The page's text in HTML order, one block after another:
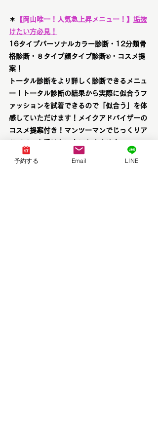
＊ 【 岡山唯一！人気急上昇メニュー！ 】 垢抜
けたい方必見！
16タイプパーソナルカラー診断・12分類骨
格診断・８タイプ顔タイプ診断®︎・コスメ提
案！
トータル診断をより詳しく診断できるメニュ
ー！トータル診断の結果から実際に似合うフ
ァッションを試着できるので「似合う」を体
感していただけます！メイクアドバイザーの
コスメ提案付き！マンツーマンでじっくりア
【人気のプレミアム診断】16PC診断/12骨
予約する Email LINE